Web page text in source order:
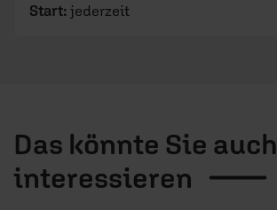
Start: jederzeit
Das könnte Sie auch
interessieren